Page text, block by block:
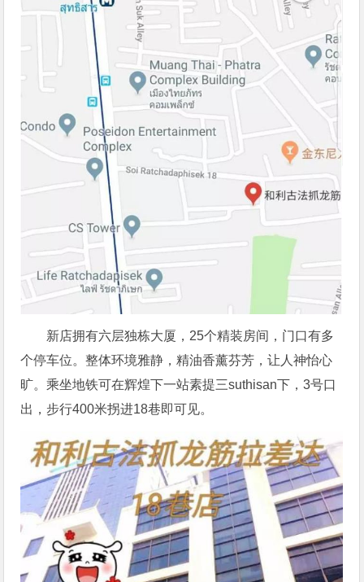
新店拥有六层独栋大厦，25个精装房间，门口有多
个停车位。整体环境雅静，精油香薰芬芳，让人神怡心
旷。乘坐地铁可在辉煌下一站素提三suthisan下，3号口
出，步行400米拐进18巷即可见。